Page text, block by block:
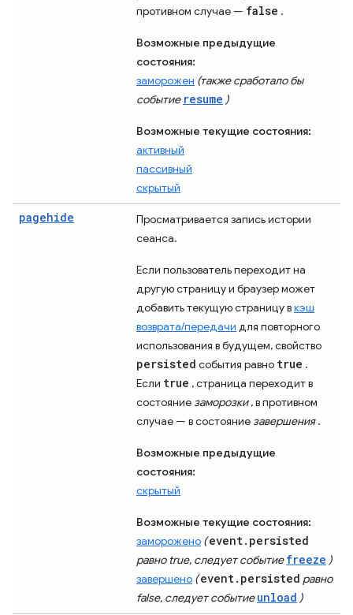
противном случае — false .
Возможные предыдущие
состояния:
заморожен (также сработало бы
событие resume )
Возможные текущие состояния:
активный
пассивный
скрытый
pagehide
Просматривается запись истории
сеанса.
Если пользователь переходит на
другую страницу и браузер может
добавить текущую страницу вкэш
возврата/передачи для повторного
использования в будущем, свойство
persisted события равно true .
Если true , страница переходит в
состояние заморозки, в противном
случае — в состояние завершения.
Возможные предыдущие
состояния:
скрытый
Возможные текущие состояния:
заморожено (event.persisted
равно true, следует событиеfreeze )
завершено (event.persisted равно
false, следует событиеunload )